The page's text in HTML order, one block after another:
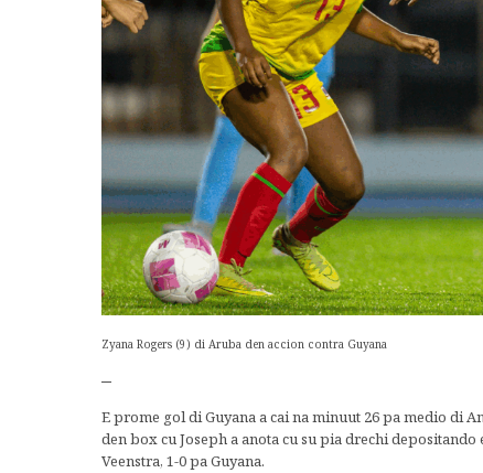
Zyana Rogers (9) di Aruba den accion contra Guyana
–
E prome gol di Guyana a cai na minuut 26 pa medio di
den box cu Joseph a anota cu su pia drechi
Veenstra, 1-0 pa Guyana.